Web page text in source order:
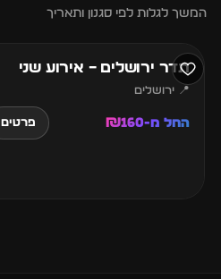
המשך לגלות לפי סגנון ותאריך
אוגוסט
תדר ירושלים – אירוע שני
📍 ירושלים
החל מ-₪160 פרטים